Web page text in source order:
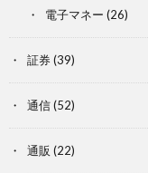
電子マネー (26)
証券(39)
通信(52)
通販 (22)